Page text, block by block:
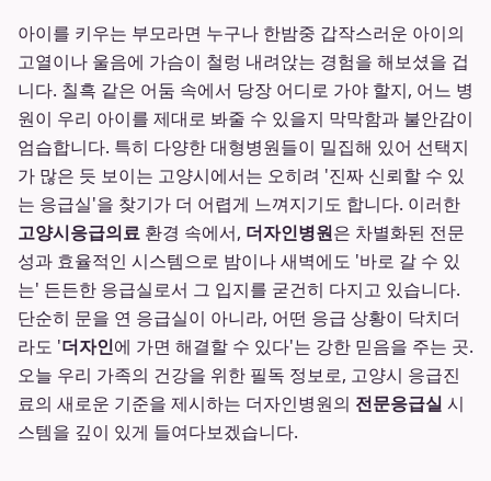
아이를 키우는 부모라면 누구나 한밤중 갑작스러운 아이의
고열이나 울음에 가슴이 철렁 내려앉는 경험을 해보셨을 겁
니다. 칠흑 같은 어둠 속에서 당장 어디로 가야 할지, 어느 병
원이 우리 아이를 제대로 봐줄 수 있을지 막막함과 불안감이
엄습합니다. 특히 다양한 대형병원들이 밀집해 있어 선택지
가 많은 듯 보이는 고양시에서는 오히려 '진짜 신뢰할 수 있
는 응급실'을 찾기가 더 어렵게 느껴지기도 합니다. 이러한
고양시응급의료 환경 속에서, 더자인병원은 차별화된 전문
성과 효율적인 시스템으로 밤이나 새벽에도 '바로 갈 수 있
는' 든든한 응급실로서 그 입지를 굳건히 다지고 있습니다.
단순히 문을 연 응급실이 아니라, 어떤 응급 상황이 닥치더
라도 '더자인에 가면 해결할 수 있다'는 강한 믿음을 주는 곳.
오늘 우리 가족의 건강을 위한 필독 정보로, 고양시 응급진
료의 새로운 기준을 제시하는 더자인병원의 전문응급실 시
스템을 깊이 있게 들여다보겠습니다.